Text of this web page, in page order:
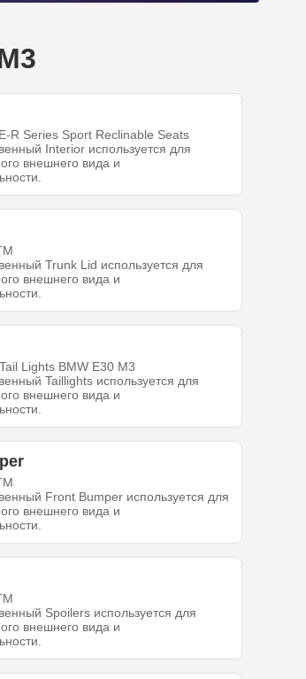
R Series Sport Reclinable Seats
Interior используется для
внешнего вида и
Trunk Lid используется для
внешнего вида и
Lights BMW E30 M3
Taillights используется для
внешнего вида и
Front Bumper используется для
внешнего вида и
Spoilers используется для
внешнего вида и